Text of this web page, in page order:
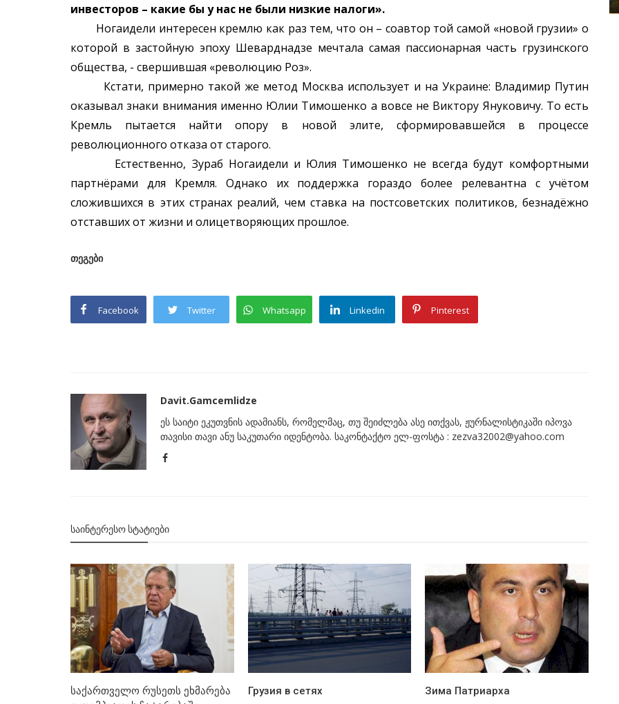
инвесторов – какие бы у нас не были низкие налоги».
Ногаидели интересен кремлю как раз тем, что он – соавтор той самой «новой грузии» о
которой в застойную эпоху Шеварднадзе мечтала самая пассионарная часть грузинского
общества, - свершившая «революцию Роз».
Кстати, примерно такой же метод Москва использует и на Украине: Владимир Путин
оказывал знаки внимания именно Юлии Тимошенко а вовсе не Виктору Януковичу. То есть
Кремль пытается найти опору в новой элите, сформировавшейся в процессе
революционного отказа от старого.
Естественно, Зураб Ногаидели и Юлия Тимошенко не всегда будут комфортными
партнёрами для Кремля. Однако их поддержка гораздо более релевантна с учётом
сложившихся в этих странах реалий, чем ставка на постсоветских политиков, безнадёжно
отставших от жизни и олицетворяющих прошлое.
თეგები
Facebook Twitter Whatsapp Linkedin Pinterest
Davit.Gamcemlidze
ეს საიტი ეკუთვნის ადამიანს, რომელმაც, თუ შეიძლება ასე ითქვას, ჟურნალისტიკაში იპოვა
თავისი თავი ანუ საკუთარი იდენტობა. საკონტაქტო ელ-ფოსტა : zezva32002@yahoo.com
ᲡᲐᲘᲜᲢᲔᲠᲔᲡᲝ ᲡᲢᲐᲢᲘᲔᲑᲘ
საქართველო რუსეთს ეხმარება
Грузия в сетях Зима Патриарха